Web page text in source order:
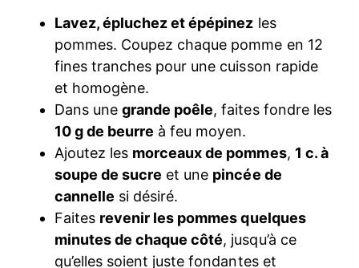
Lavez, épluchez et épépinez les
pommes. Coupez chaque pomme en 12
fines tranches pour une cuisson rapide
et homogène.
Dans unegrande poêle, faites fondre les
10 g de beurre à feu moyen.
Ajoutez les morceaux de pommes, 1 c. à
soupe de sucre et une pincée de
cannelle si désiré.
Faites revenir les pommes quelques
minutes de chaque côté, jusqu’à ce
qu’elles soient juste fondantes et